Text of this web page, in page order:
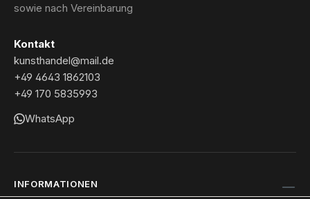
sowie nach Vereinbarung
Kontakt
kunsthandel@mail.de
+49 4643 1862103
+49 170 5835993
WhatsApp
INFORMATIONEN